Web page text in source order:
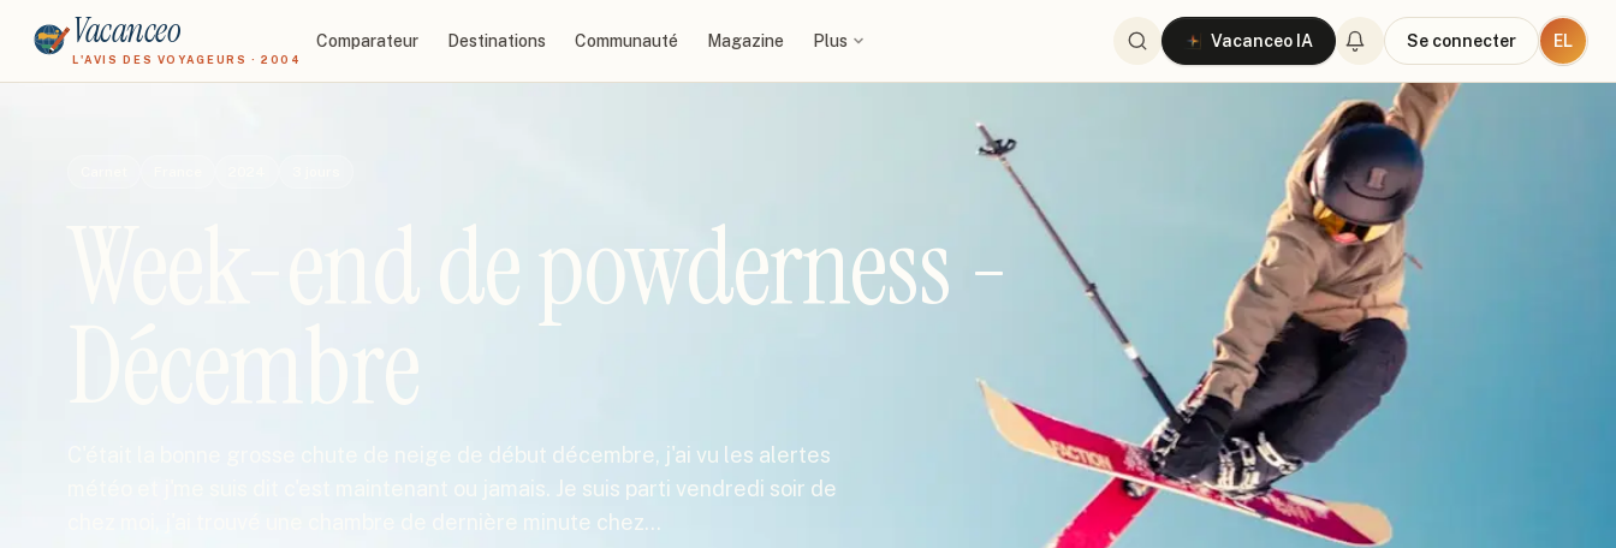
Vacanceo
L'AVIS DES VOYAGEURS · 2004
Comparateur Destinations Communauté Magazine Plus Vacanceo IA Se connecter EL
Week-end de powderness -
Décembre
C'était la bonne grosse chute de neige de début décembre, j'ai vu les alertes
météo et j'me suis dit c'est maintenant ou jamais. Je suis parti vendredi soir de
chez moi, j'ai trouvé une chambre de dernière minute chez…